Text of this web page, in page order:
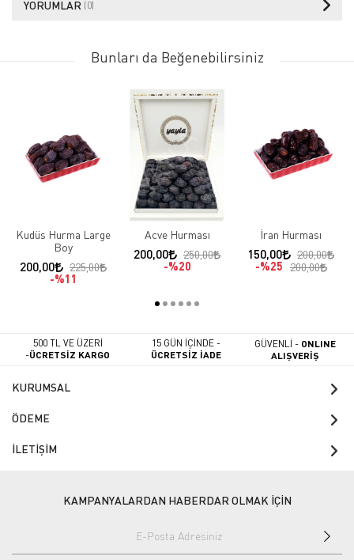
YORUMLAR (0)
Bunları da Beğenebilirsiniz
Kudüs Hurma Large
Boy
200,00
225,00
%11
Acve Hurması
200,00
250,00
%20
İran Hurması
150,00
200,00
%25 200,00
500 TL VE ÜZERİ
-ÜCRETSİZ KARGO
15 GÜN İÇİNDE -
ÜCRETSİZ İADE
GÜVENLİ - ONLINE
ALIŞVERİŞ
KURUMSAL
ÖDEME
İLETİŞİM
KAMPANYALARDAN HABERDAR OLMAK İÇİN